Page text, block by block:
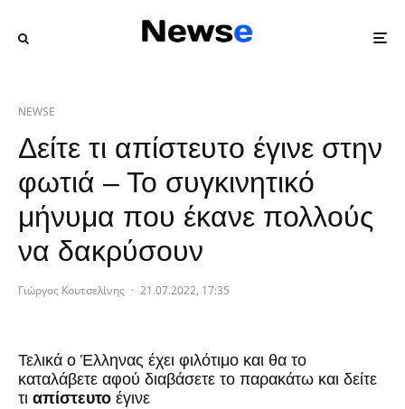
NEWSE
Δείτε τι απίστευτο έγινε στην
φωτιά – Το συγκινητικό
μήνυμα που έκανε πολλούς
να δακρύσουν
Γιώργος Κουτσελίνης · 21.07.2022, 17:35
Τελικά ο Έλληνας έχει φιλότιμο και θα το
καταλάβετε αφού διαβάσετε το παρακάτω και δείτε
τι απίστευτο έγινε